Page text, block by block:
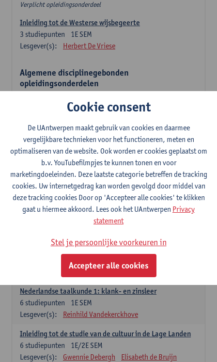
Verplicht opleidingsonderdeel
Inleiding tot de Westerse wijsbegeerte
1E SEM
3 studiepunten
Lesgever(s):
Herbert De Vriese
Algemene disciplinegebonden
opleidingsonderdelen
Literatuur en diversiteit
1E SEM
studiepunten
Lesgever(s):
Remco Sleiderink
Inleiding tot de algemene taalwetenschap
2E SEM
studiepunten
Lesgever(s):
Astrid De Wit Peter Petré
Nederlands: verplichte opleidingsonderdelen
Nederlandse taalbeheersing 1: Basisvaardigheden
spreken en schrijven
1E/2E SEM
studiepunten
Sarah Bernolet
Chris De Wulf
Katrien Verreyken
Nederlandse taalkunde 1: klank- en zinsleer
1E SEM
6 studiepunten
Lesgever(s):
Reinhild Vandekerckhove
Inleiding tot de studie van de cultuur in de Lage Landen
1E/2E SEM
6 studiepunten
Lesgever(s):
Gwennie Debergh
Elisabeth de Bruijn
Cookie consent
De UAntwerpen maakt gebruik van cookies en daarmee
vergelijkbare technieken voor het functioneren, meten en
optimaliseren van de website. Ook worden er cookies geplaatst om
b.v. YouTubefilmpjes te kunnen tonen en voor
marketingdoeleinden. Deze laatste categorie betreffen de tracking
cookies. Uw internetgedrag kan worden gevolgd door middel van
deze tracking cookies Door op 'Accepteer alle cookies' te klikken
gaat u hiermee akkoord. Lees ook het UAntwerpen Privacy
statement
Stel je persoonlijke voorkeuren in
Accepteer alle cookies